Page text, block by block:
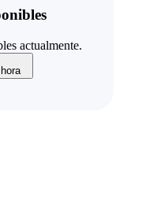
actualmente.